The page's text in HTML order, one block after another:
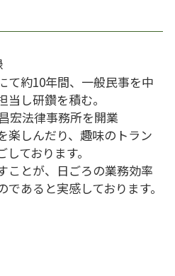
て約10年間、一般民事を中
し研鑽を積む。
宏法律事務所を開業
楽しんだり、趣味のトラン
ております。
ことが、日ごろの業務効率
あると実感しております。